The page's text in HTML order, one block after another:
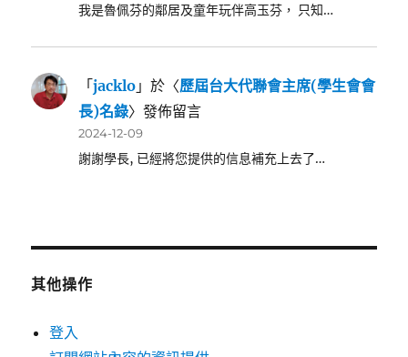
我是魯佩芬的鄰居及童年玩伴高玉芬， 只知…
「jacklo 」於〈歷屆台大代聯會主席(學生會會
長)名錄〉發佈留言
2024-12-09
謝謝學長, 已經將您提供的信息補充上去了…
其他操作
登入